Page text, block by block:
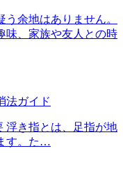
余地はありません。
味、家族や友人との時
法ガイド
浮き指とは、足指が地
す。た…